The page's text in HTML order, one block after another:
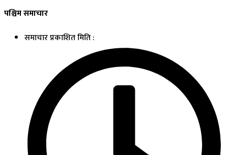
पश्चिम समाचार
समाचार प्रकाशित मिति :